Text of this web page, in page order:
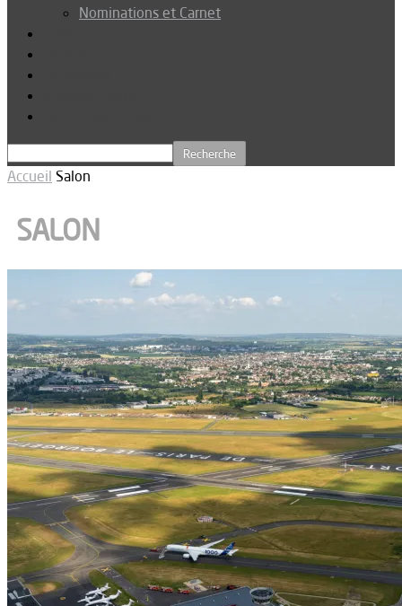
Nominations et Carnet
Accueil Salon
SALON